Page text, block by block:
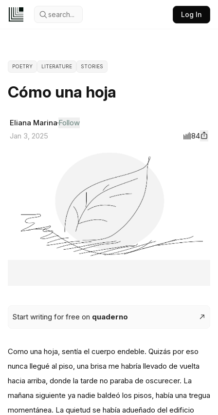
search... Log In
POETRY LITERATURE STORIES
Cómo una hoja
Eliana Marina Follow
Jan 3, 2025
84
Start writing for free on quaderno
Como una hoja, sentía el cuerpo endeble. Quizás por eso
nunca llegué al piso, una brisa me habría llevado de vuelta
hacia arriba, donde la tarde no paraba de oscurecer. La
mañana siguiente ya nadie baldeó los pisos, había una tregua
momentánea. La quietud se había adueñado del edificio